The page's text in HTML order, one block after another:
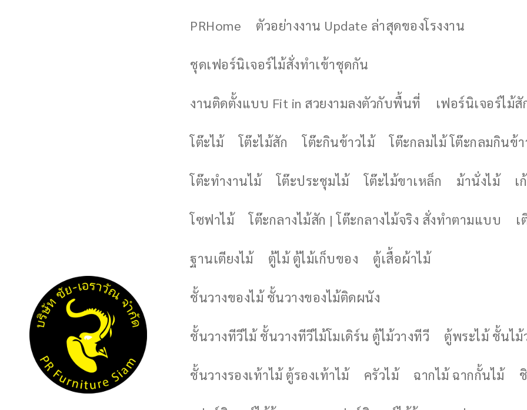
PRHome ตัวอย่างงาน Update ล่าสุดของโรงงาน
ชุดเฟอร์นิเจอร์ไม้สั่งทำเข้าชุดกัน
งานติดตั้งแบบ Fit in สวยงามลงตัวกับพื้นที่ เฟอร์นิเจอร์ไม้สั
โต๊ะไม้ โต๊ะไม้สัก โต๊ะกินข้าวไม้ โต๊ะกลมไม้ โต๊ะกลมกินข้า
โต๊ะทำงานไม้ โต๊ะประชุมไม้ โต๊ะไม้ขาเหล็ก ม้านั่งไม้ เ
โซฟาไม้ โต๊ะกลางไม้สัก | โต๊ะกลางไม้จริง สั่งทำตามแบบ เ
ฐานเตียงไม้ ตู้ไม้ ตู้ไม้เก็บของ ตู้เสื้อผ้าไม้
ชั้นวางของไม้ ชั้นวางของไม้ติดผนัง
ชั้นวางทีวีไม้ ชั้นวางทีวีไม้โมเดิร์น ตู้ไม้วางทีวี ตู้พระไม้ ชั้นไม้
ชั้นวางรองเท้าไม้ ตู้รองเท้าไม้ ครัวไม้ ฉากไม้ ฉากกั้นไม้